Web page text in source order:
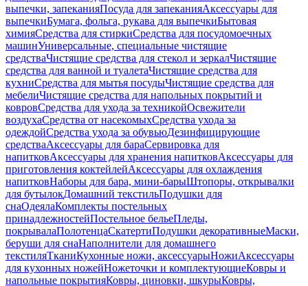
выпечки, запеканияПосуда для запеканияАксессуары для
выпечкиБумага, фольга, рукава для выпечкиБытовая
химияСредства для стиркиСредства для посудомоечных
машинУниверсальные, специальные чистящие
средстваЧистящие средства для стекол и зеркалЧистящие
средства для ванной и туалетаЧистящие средства для
кухниСредства для мытья посудыЧистящие средства для
мебелиЧистящие средства для напольных покрытий и
ковровСредства для ухода за техникойОсвежители
воздухаСредства от насекомыхСредства ухода за
одеждойСредства ухода за обувьюДезинфицирующие
средстваАксессуары для бараСервировка для
напитковАксессуары для хранения напитковАксессуары для
приготовления коктейлейАксессуары для охлаждения
напитковНаборы для бара, мини-барыШтопоры, открывалки
для бутылокДомашний текстильПодушки для
снаОдеялаКомплекты постельных
принадлежностейПостельное бельеПледы,
покрывалаПолотенцаСкатертиПодушки декоративныеМаски,
беруши для снаНаполнители для домашнего
текстиляТканиКухонные ножи, аксессуарыНожиАксессуары
для кухонных ножейНожеточки и комплектующиеКовры и
напольные покрытияКовры, циновки, шкурыКовры,